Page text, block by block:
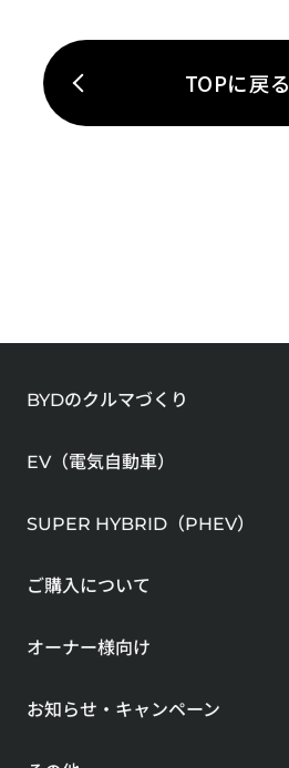
TOPに戻る
BYDのクルマづくり
EV（電気自動車）
SUPER HYBRID（PHEV）
ご購入について
オーナー様向け
お知らせ・キャンペーン